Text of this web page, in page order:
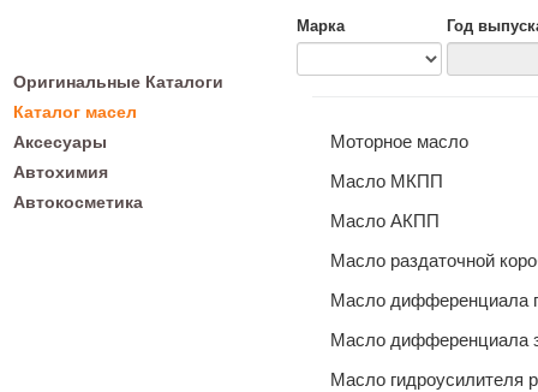
Оригинальные Каталоги
Каталог масел
Аксесуары
Автохимия
Автокосметика
Марка Год
Моторное масло
Масло МКПП
Масло АКПП
Масло раздаточной
Масло дифференциала
Масло дифференциала
Масло гидроусилителя